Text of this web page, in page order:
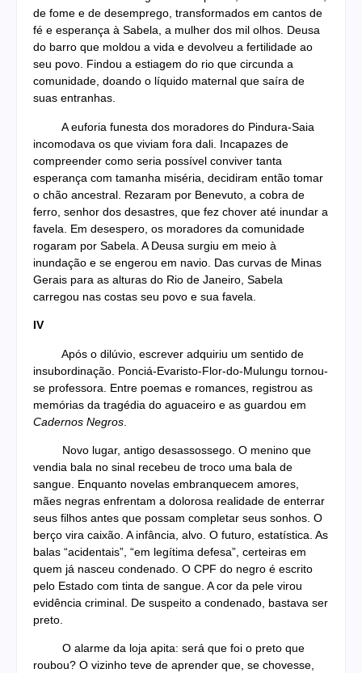
de fome e de desemprego, transformados em cantos de
fé e esperança à Sabela, a mulher dos mil olhos. Deusa
do barro que moldou a vida e devolveu a fertilidade ao
seu povo. Findou a estiagem do rio que circunda a
comunidade, doando o líquido maternal que saíra de
suas entranhas.
A euforia funesta dos moradores do Pindura-Saia
incomodava os que viviam fora dali. Incapazes de
compreender como seria possível conviver tanta
esperança com tamanha miséria, decidiram então tomar
o chão ancestral. Rezaram por Benevuto, a cobra de
ferro, senhor dos desastres, que fez chover até inundar a
favela. Em desespero, os moradores da comunidade
rogaram por Sabela. A Deusa surgiu em meio à
inundação e se engerou em navio. Das curvas de Minas
Gerais para as alturas do Rio de Janeiro, Sabela
carregou nas costas seu povo e sua favela.
IV
Após o dilúvio, escrever adquiriu um sentido de
insubordinação. Ponciá-Evaristo-Flor-do-Mulungu tornou-
se professora. Entre poemas e romances, registrou as
memórias da tragédia do aguaceiro e as guardou em
Cadernos Negros
Novo lugar, antigo desassossego. O menino que
vendia bala no sinal recebeu de troco uma bala de
sangue. Enquanto novelas embranquecem amores,
mães negras enfrentam a dolorosa realidade de enterrar
seus filhos antes que possam completar seus sonhos. O
berço vira caixão. A infância, alvo. O futuro, estatística. As
balas “acidentais”, “em legítima defesa”, certeiras em
quem já nasceu condenado. O CPF do negro é escrito
pelo Estado com tinta de sangue. A cor da pele virou
evidência criminal. De suspeito a condenado, bastava ser
preto.
O alarme da loja apita: será que foi o preto que
roubou? O vizinho teve de aprender que, se chovesse,